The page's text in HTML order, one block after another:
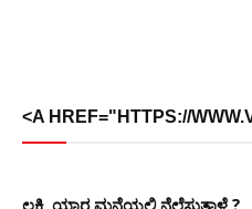
<A HREF="HTTPS://
ಲಕ್ಷ್ಮಿ ಯಾರ ಮನೆಯಲ್ಲಿ ನೆಲೆಸುತ್ತಾಳೆ ?